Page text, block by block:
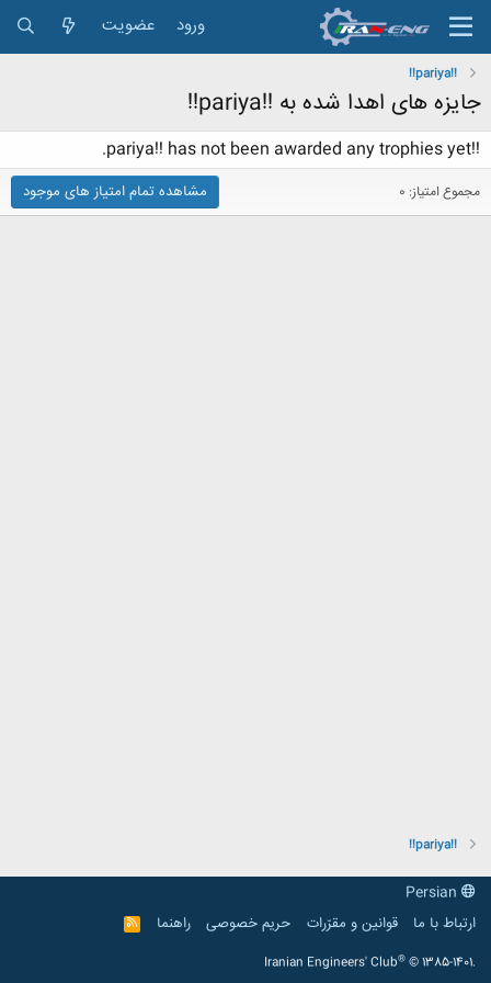
ورود عضویت
!!pariya!!
جایزه های اهدا شده به !!pariya!!
!!pariya!! has not been awarded any trophies yet.
مجموع امتیاز: 0 مشاهده تمام امتیاز های موجود
!!pariya!!
ارتباط با ما
قوانین و مقرّرات حریم خصوصی راهنما
R
S
Iranian Engineers' Club® © 1385-1401.